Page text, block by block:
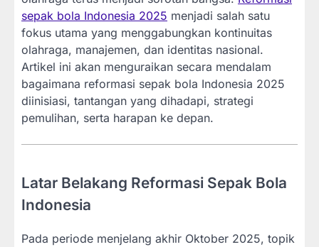
sepak bola Indonesia 2025 menjadi salah satu
fokus utama yang menggabungkan kontinuitas
olahraga, manajemen, dan identitas nasional.
Artikel ini akan menguraikan secara mendalam
bagaimana reformasi sepak bola Indonesia 2025
diinisiasi, tantangan yang dihadapi, strategi
pemulihan, serta harapan ke depan.
Latar Belakang Reformasi Sepak Bola
Indonesia
Pada periode menjelang akhir Oktober 2025, topik